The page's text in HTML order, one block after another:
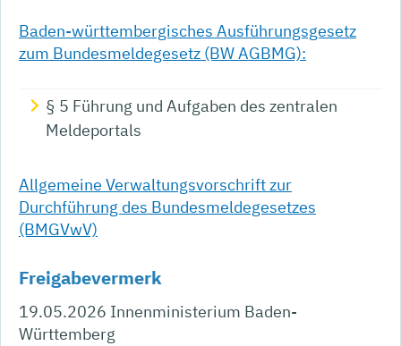
Baden-württembergisches Ausführungsgesetz
zum Bundesmeldegesetz (BW AGBMG):
§ 5 Führung und Aufgaben des zentralen
Meldeportals
Allgemeine Verwaltungsvorschrift zur
Durchführung des Bundesmeldegesetzes
(BMGVwV)
Freigabevermerk
19.05.2026 Innenministerium Baden-
Württemberg